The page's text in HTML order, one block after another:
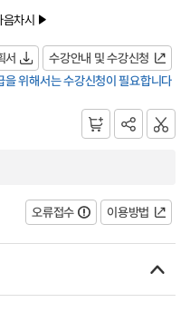
음차시
서
수강안내 및 수강신청
위해서는 수강신청이 필요합니다
오류접수 이용방법